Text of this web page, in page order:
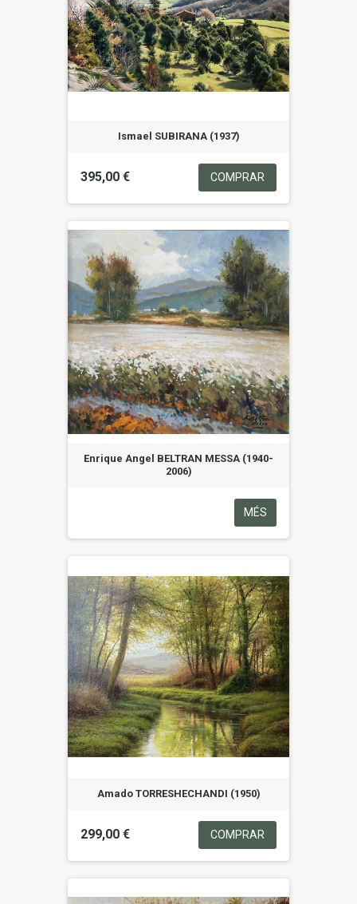
Ismael SUBIRANA (1937)
395,00 € COMPRAR
Enrique Angel BELTRAN MESSA (1940-
2006)
MÉS
Amado TORRESHECHANDI (1950)
299,00 € COMPRAR